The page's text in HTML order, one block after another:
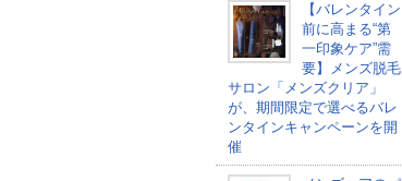
【バレンタイン
前に高まる“第
一印象ケア”需
要】メンズ脱毛
サロン「メンズクリア」
が、期間限定で選べるバレ
ンタインキャンペーンを開
催